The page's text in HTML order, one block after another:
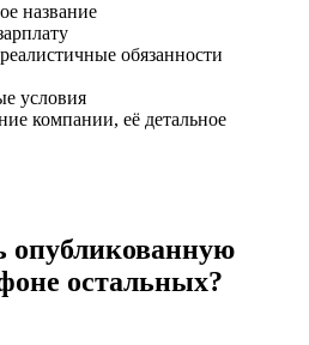
название
обязанности
условия
компании, её детальное
опубликованную
остальных?